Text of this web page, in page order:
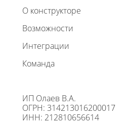
О конструкторе
Возможности
Интеграции
Команда
ИП Олаев В.А.
ОГРН: 314213016200017
ИНН: 212810656614